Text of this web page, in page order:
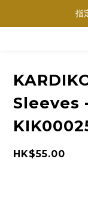
購物滿指
購物滿
Sleeves
HK$55.00